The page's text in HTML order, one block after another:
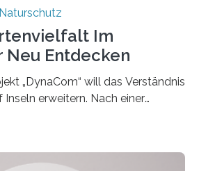
Im
Entdecken
„DynaCom“ will das Verständnis
erweitern. Nach einer
ist nun eine große
sich insbesondere damit, wie ein